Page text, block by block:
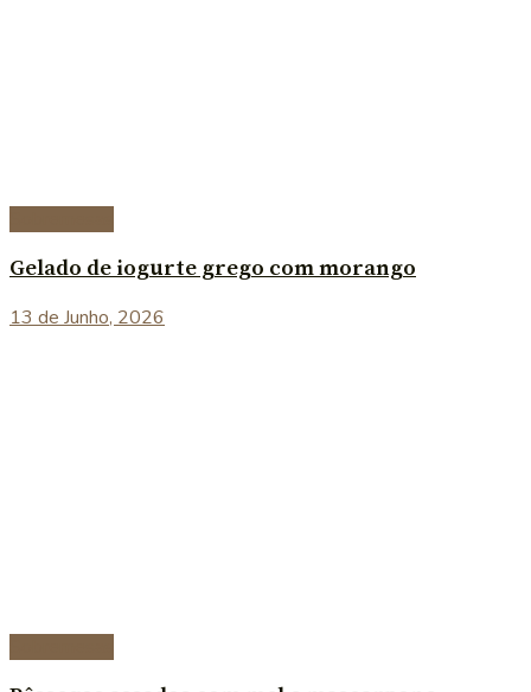
Gelado de iogurte grego com morango
13 de Junho, 2026